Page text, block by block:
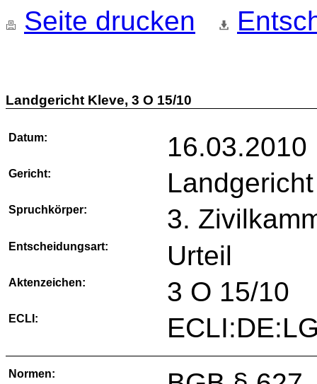
Seite drucken
Landgericht Kleve, 3 O 15/10
Datum: 16.03.2010
Gericht:
Spruchkörper: 3.
Entscheidungsart: Urteil
Aktenzeichen: 3 O 15/10
ECLI:
Normen: